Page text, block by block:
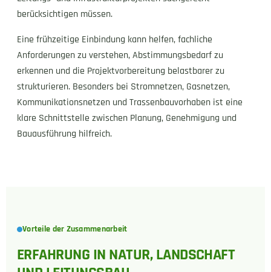
berücksichtigen müssen.
Eine frühzeitige Einbindung kann helfen, fachliche
Anforderungen zu verstehen, Abstimmungsbedarf zu
erkennen und die Projektvorbereitung belastbarer zu
strukturieren. Besonders bei Stromnetzen, Gasnetzen,
Kommunikationsnetzen und Trassenbauvorhaben ist eine
klare Schnittstelle zwischen Planung, Genehmigung und
Bauausführung hilfreich.
Vorteile der Zusammenarbeit
ERFAHRUNG IN NATUR, LANDSCHAFT